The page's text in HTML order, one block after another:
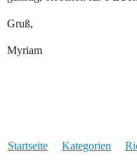
Gruß,
Myriam
Startseite Kategorien